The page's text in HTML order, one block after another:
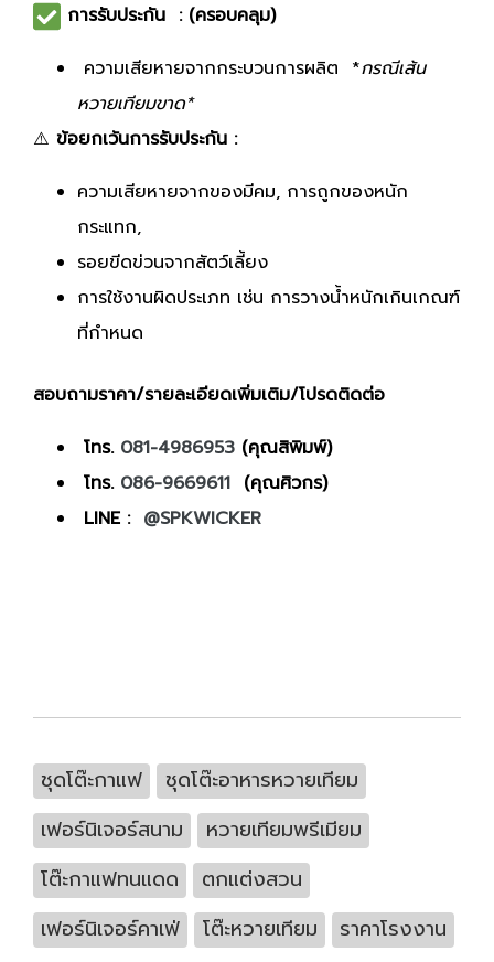
การรับประกัน : (ครอบคลุม)
ความเสียหายจากกระบวนการผลิต *กรณีเส้น
หวายเทียมขาด*
⚠️ ข้อยกเว้นการรับประกัน :
ความเสียหายจากของมีคม, การถูกของหนัก
กระแทก,
รอยขีดข่วนจากสัตว์เลี้ยง
การใช้งานผิดประเภท เช่น การวางน้ำหนักเกินเกณฑ์
ที่กำหนด
สอบถามราคา/รายละเอียดเพิ่มเติม/โปรดติดต่อ
โทร.081-4986953 (คุณสิพิมพ์)
โทร. 086-9669611 (คุณศิวกร)
LINE : @SPKWICKER
ชุดโต๊ะกาแฟ
ชุดโต๊ะอาหารหวายเทียม
เฟอร์นิเจอร์สนาม
หวายเทียมพรีเมียม
โต๊ะกาแฟทนแดด
ตกแต่งสวน
เฟอร์นิเจอร์คาเฟ่
โต๊ะหวายเทียม
ราคาโรงงาน